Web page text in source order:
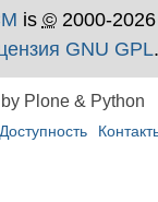
is ©2000-
GNU GPL.
Plone & Python
Доступность